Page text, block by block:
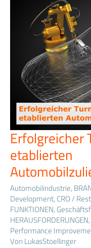
Erfolgreicher
etablierten
Automobilindustrie,
Development, CRO /
FUNKTIONEN,
HERAUSFORDERUNGEN,
Performance
Von LukasStoellinger
Erfolgreicher
Turnaround
eines
etablierten